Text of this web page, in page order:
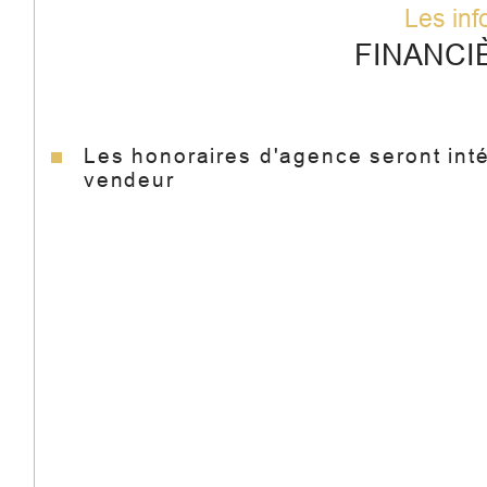
Les
Les honoraires d'agence seront
vendeur